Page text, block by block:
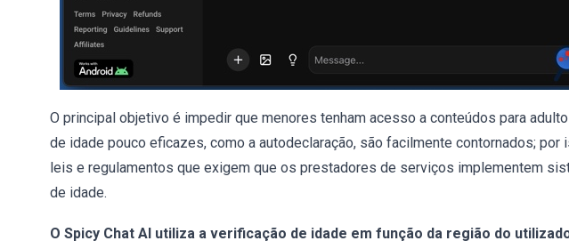
O principal objetivo é impedir que menores tenham acesso a conteúdos para
de idade pouco eficazes, como a autodeclaração, são facilmente contornados; por
leis e regulamentos que exigem que os prestadores de serviços implementem
de idade.
O Spicy Chat AI utiliza a verificação de idade em função da região do